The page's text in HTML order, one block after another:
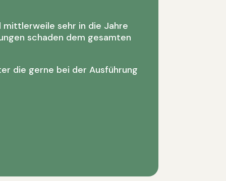
mittlerweile sehr in die Jahre
schaden dem gesamten
die gerne bei der Ausführung